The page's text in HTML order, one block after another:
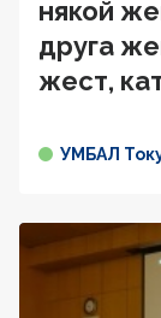
някой
друга
жест,
УМБАЛ